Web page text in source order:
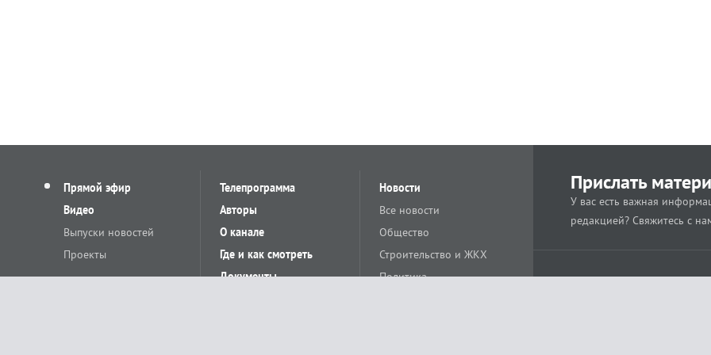
Прямой эфир
Видео
Выпуски новостей
Проекты
Телепрограмма
Авторы
О канале
Где и как смотреть
Документы
Новости
Все новости
Общество
Строительство и ЖКХ
Политика
Прислать
У вас есть важная
редакцией? Свяжитесь с